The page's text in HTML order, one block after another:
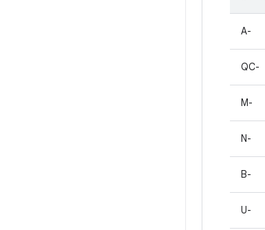
A-
QC-
M-
N-
B-
U-